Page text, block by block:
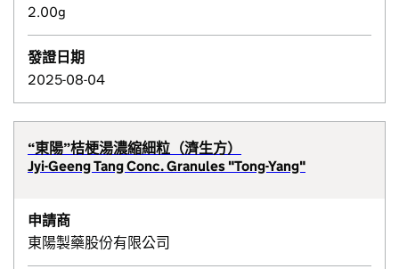
2.00g
發證日期
2025-08-04
“東陽”桔梗湯濃縮細粒（濟生方）
Jyi-Geeng Tang Conc. Granules "Tong-Yang"
申請商
東陽製藥股份有限公司